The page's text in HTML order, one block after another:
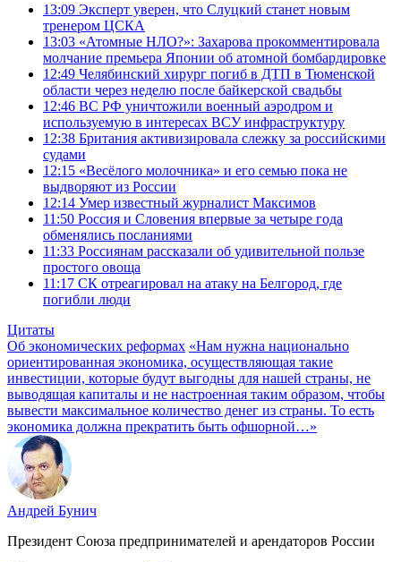
13:09 Эксперт уверен, что Слуцкий станет новым
тренером ЦСКА
13:03 «Атомные НЛО?»: Захарова прокомментировала
молчание премьера Японии об атомной бомбардировке
12:49 Челябинский хирург погиб в ДТП в Тюменской
области через неделю после байкерской свадьбы
12:46 ВС РФ уничтожили военный аэродром и
используемую в интересах ВСУ инфраструктуру
12:38 Британия активизировала слежку за российскими
судами
12:15 «Весёлого молочника» и его семью пока не
выдворяют из России
12:14 Умер известный журналист Максимов
11:50 Россия и Словения впервые за четыре года
обменялись посланиями
11:33 Россиянам рассказали об удивительной пользе
простого овоща
11:17 СК отреагировал на атаку на Белгород, где
погибли люди
Цитаты
Об экономических реформах «Нам нужна национально
ориентированная экономика, осуществляющая такие
инвестиции, которые будут выгодны для нашей страны, не
выводящая капиталы и не настроенная таким образом, чтобы
вывести максимальное количество денег из страны. То есть
экономика должна прекратить быть офшорной…»
Андрей Бунич
Президент Союза предпринимателей и арендаторов России